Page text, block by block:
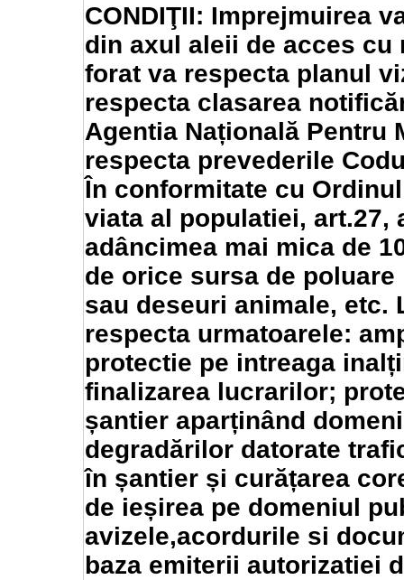
CONDIŢII: Imprejmuirea
din axul aleii de acces cu
forat va respecta planul
respecta clasarea
Agentia Națională Pentru
respecta prevederile
În conformitate cu
viata al populatiei, art.27,
adâncimea mai mica de
de orice sursa de
sau deseuri animale, etc.
respecta urmatoarele:
protectie pe intreaga
finalizarea lucrarilor;
șantier aparținând
degradărilor datorate
în șantier și curățarea
de ieșirea pe domeniul
avizele,acordurile si
baza emiterii autorizatiei